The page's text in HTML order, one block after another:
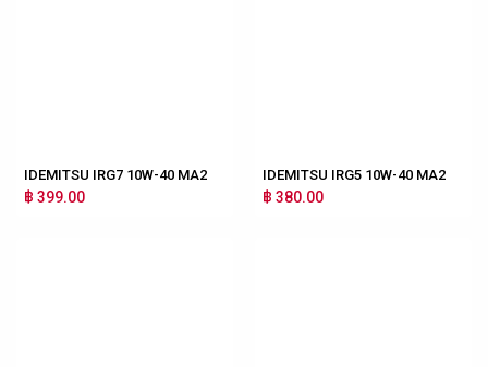
IDEMITSU IRG7 10W-40 MA2
฿ 399.00
IDEMITSU IRG5 10W-40 MA2
฿ 380.00